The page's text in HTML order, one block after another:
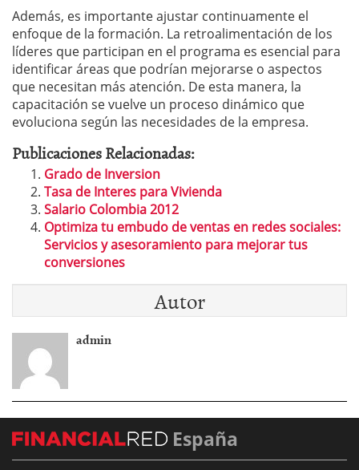
Además, es importante ajustar continuamente el
enfoque de la formación. La retroalimentación de los
líderes que participan en el programa es esencial para
identificar áreas que podrían mejorarse o aspectos
que necesitan más atención. De esta manera, la
capacitación se vuelve un proceso dinámico que
evoluciona según las necesidades de la empresa.
Publicaciones Relacionadas:
Grado de Inversion
Tasa de Interes para Vivienda
Salario Colombia 2012
Optimiza tu embudo de ventas en redes sociales:
Servicios y asesoramiento para mejorar tus
conversiones
Autor
admin
España